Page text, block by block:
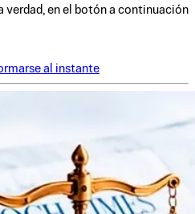
verdad, en el botón a continuación
al instante